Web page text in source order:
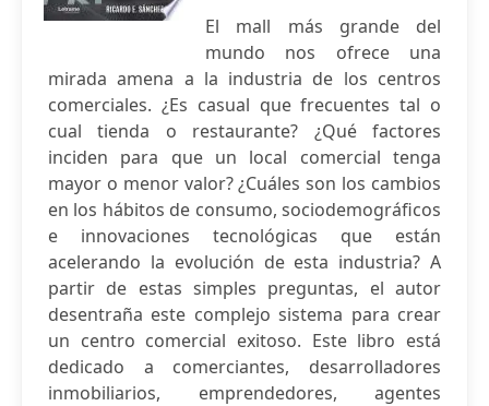
El mall más grande del
mundo nos ofrece una
mirada amena a la industria de los centros
comerciales. ¿Es casual que frecuentes tal o
cual tienda o restaurante? ¿Qué factores
inciden para que un local comercial tenga
mayor o menor valor? ¿Cuáles son los cambios
en los hábitos de consumo, sociodemográficos
e innovaciones tecnológicas que están
acelerando la evolución de esta industria? A
partir de estas simples preguntas, el autor
desentraña este complejo sistema para crear
un centro comercial exitoso. Este libro está
dedicado a comerciantes, desarrolladores
inmobiliarios, emprendedores, agentes